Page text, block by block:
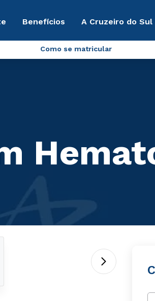
Benefícios A Cruzeiro do
Como se matricular